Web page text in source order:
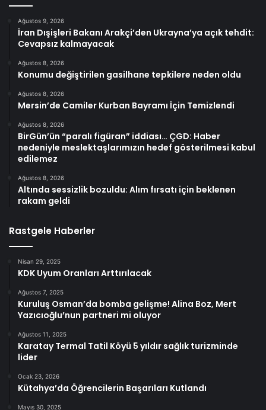
Ağustos 9, 2026
İran Dışişleri Bakanı Arakçi’den Ukrayna’ya açık tehdit:
Cevapsız kalmayacak
Ağustos 8, 2026
Konumu değiştirilen gasilhane tepkilere neden oldu
Ağustos 8, 2026
Mersin’de Camiler Kurban Bayramı İçin Temizlendi
Ağustos 8, 2026
BirGün’ün “paralı figüran” iddiası… ÇGD: Haber
nedeniyle meslektaşlarımızın hedef gösterilmesi kabul
edilemez
Ağustos 8, 2026
Altında sessizlik bozuldu: Alım fırsatı için beklenen
rakam geldi
Rastgele Haberler
Nisan 29, 2025
KDK Uyum Oranları Arttırılacak
Ağustos 7, 2025
Kuruluş Osman’da bomba gelişme! Alina Boz, Mert
Yazıcıoğlu’nun partneri mi oluyor
Ağustos 11, 2025
Karatay Termal Tatil Köyü 5 yıldır sağlık turizminde
lider
Ocak 23, 2026
Kütahya’da Öğrencilerin Başarıları Kutlandı
Mayıs 30, 2025